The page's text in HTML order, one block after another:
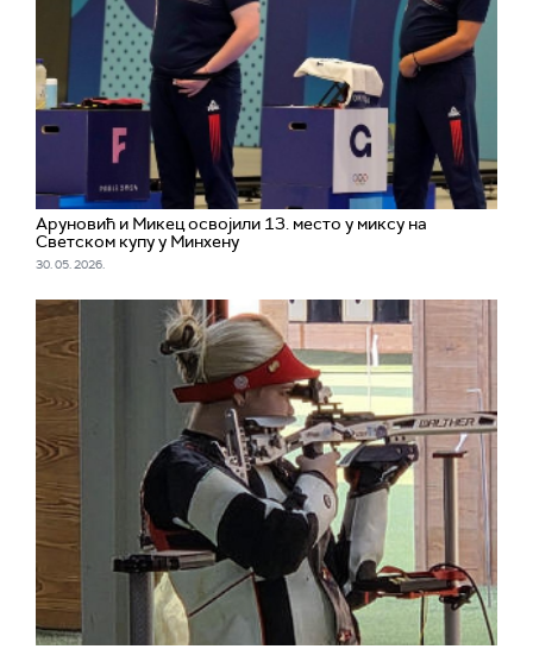
Аруновић и Микец освојили 13. место у миксу на
Светском купу у Минхену
30. 05. 2026.